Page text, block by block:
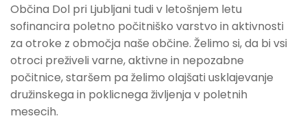
Občina Dol pri Ljubljani tudi v letošnjem letu
sofinancira poletno počitniško varstvo in aktivnosti
za otroke z območja naše občine. Želimo si, da bi vsi
otroci preživeli varne, aktivne in nepozabne
počitnice, staršem pa želimo olajšati usklajevanje
družinskega in poklicnega življenja v poletnih
mesecih.